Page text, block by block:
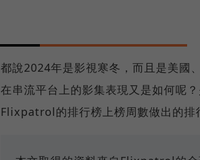
都說2024年是影視寒冬，而且是美國
在串流平台上的影集表現又是如何呢
Flixpatrol的排行榜上榜周數做出的排